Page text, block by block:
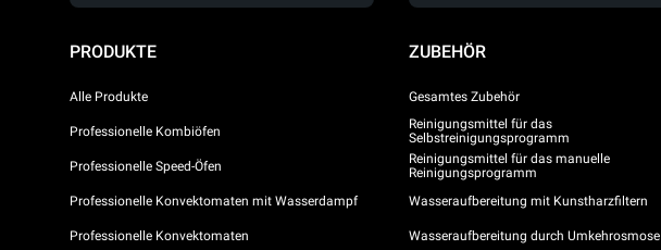
PRODUKTE
Alle Produkte
Professionelle Kombiöfen
Professionelle Speed-Öfen
Professionelle Konvektomaten mit Wasserdampf
Professionelle Konvektomaten
ZUBEHÖR
Gesamtes Zubehör
Reinigungsmittel für das
Selbstreinigungsprogramm
Reinigungsmittel für das manuelle
Reinigungsprogramm
Wasseraufbereitung mit Kunstharzfiltern
Wasseraufbereitung durch Umkehrosmose